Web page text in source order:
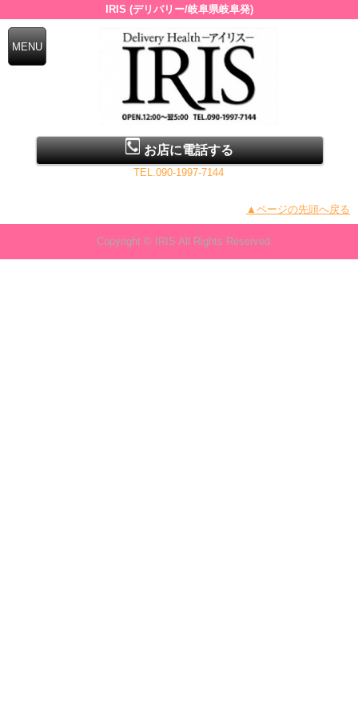
IRIS (デリバリー/岐阜県岐阜発)
お店に電話する
TEL.090-1997-7144
▲ページの先頭へ戻る
Copyright © IRIS All Rights Reserved.